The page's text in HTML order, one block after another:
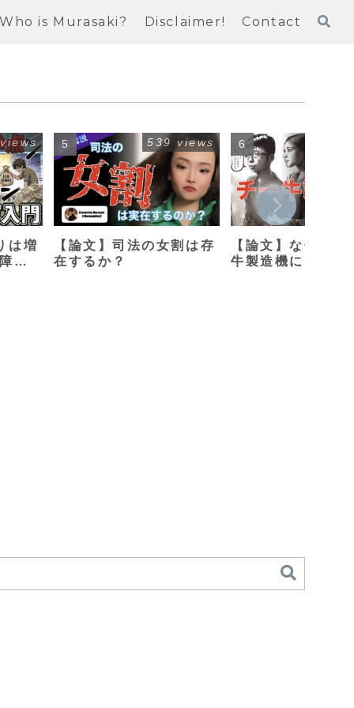
Who is Murasaki? Disclaimer! Contact
は増
改
【論文】司法の女割は存
在するか？
539 views
【論文】なぜ母親
牛製造機になって